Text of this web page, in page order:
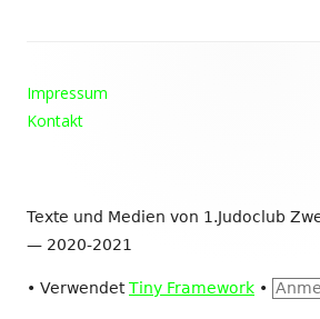
Inhalt
Impressum
Kontakt
Texte und Medien von 1.Judoclub
— 2020-2021
• VerwendetTiny Framework •